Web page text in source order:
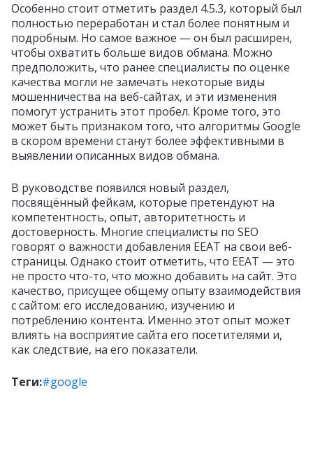
Особенно стоит отметить раздел 4.5.3, который был
полностью переработан и стал более понятным и
подробным. Но самое важное — он был расширен,
чтобы охватить больше видов обмана. Можно
предположить, что ранее специалисты по оценке
качества могли не замечать некоторые виды
мошенничества на веб-сайтах, и эти изменения
помогут устранить этот пробел. Кроме того, это
может быть признаком того, что алгоритмы Google
в скором времени станут более эффективными в
выявлении описанных видов обмана.
В руководстве появился новый раздел,
посвящённый фейкам, которые претендуют на
компетентность, опыт, авторитетность и
достоверность. Многие специалисты по SEO
говорят о важности добавления EEAT на свои веб-
страницы. Однако стоит отметить, что EEAT — это
не просто что-то, что можно добавить на сайт. Это
качество, присущее общему опыту взаимодействия
с сайтом: его исследованию, изучению и
потреблению контента. Именно этот опыт может
влиять на восприятие сайта его посетителями и,
как следствие, на его показатели.
Теги:#google